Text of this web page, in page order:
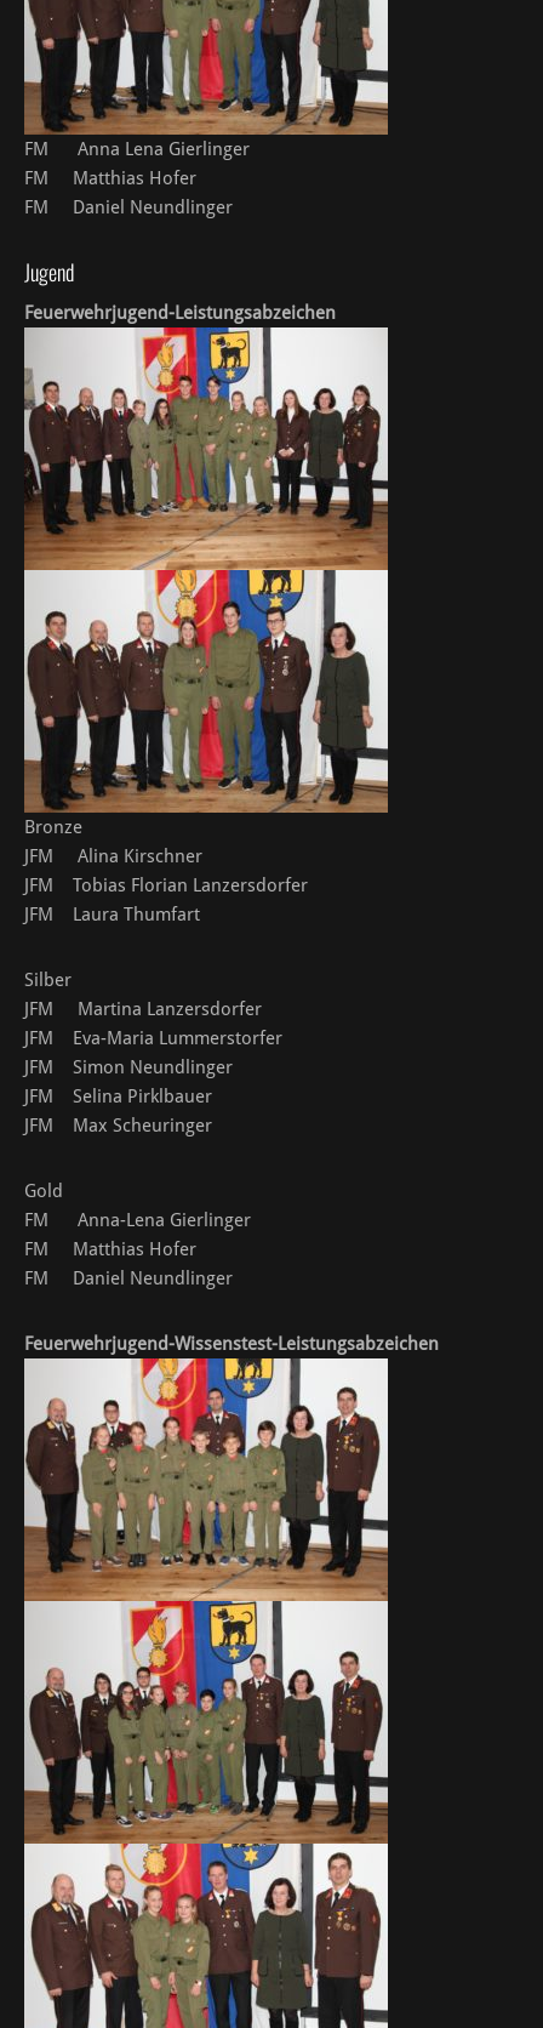
FM Anna Lena Gierlinger
FM Matthias Hofer
FM Daniel Neundlinger
Jugend
Feuerwehrjugend-Leistungsabzeichen
Bronze
JFM Alina Kirschner
JFM Tobias Florian Lanzersdorfer
JFM Laura Thumfart
Silber
JFM Martina Lanzersdorfer
JFM Eva-Maria Lummerstorfer
JFM Simon Neundlinger
JFM Selina Pirklbauer
JFM Max Scheuringer
Gold
FM Anna-Lena Gierlinger
FM Matthias Hofer
FM Daniel Neundlinger
Feuerwehrjugend-Wissenstest-Leistungsabzeichen